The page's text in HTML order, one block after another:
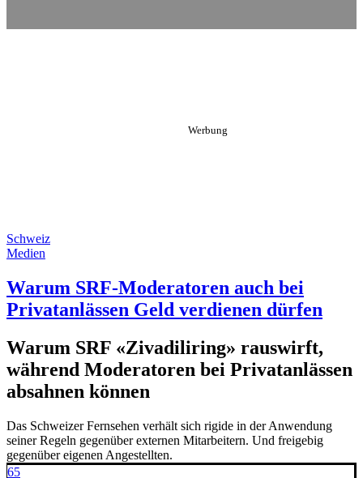
Schweiz
Medien
Warum SRF-Moderatoren auch bei
Privatanlässen Geld verdienen dürfen
Warum SRF «Zivadiliring» rauswirft,
während Moderatoren bei Privatanlässen
absahnen können
Das Schweizer Fernsehen verhält sich rigide in der Anwendung
seiner Regeln gegenüber externen Mitarbeitern. Und freigebig
gegenüber eigenen Angestellten.
65